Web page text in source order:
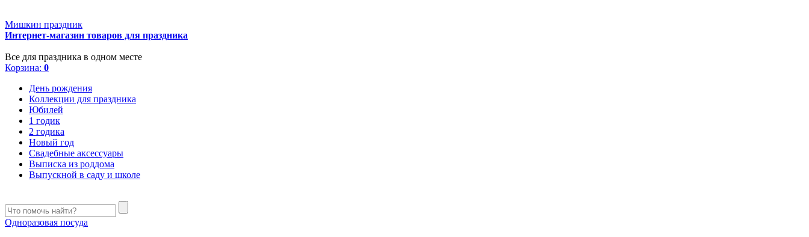
Мишкин праздник
Интернет-магазин товаров для праздника
Все для праздника в одном месте
Корзина: 0
День рождения
Коллекции для праздника
Юбилей
1 годик
2 годика
Новый год
Свадебные аксессуары
Выписка из роддома
Выпускной в саду и школе
Одноразовая посуда